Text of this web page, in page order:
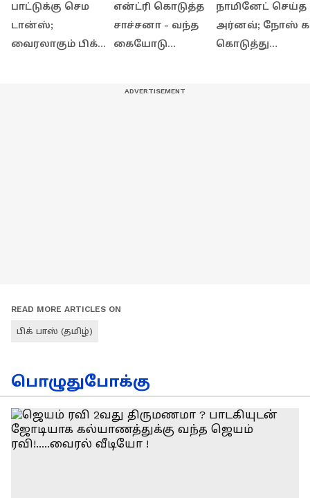
பாட்டுக்கு செம
டான்ஸ்;
வைரலாகும் பிக்
என்ட்ரி கொடுத்த
சாச்சனா - வந்த
கையோடு
நாமினேட் செய்த
அர்னவ்; நோஸ்
கொடுத்து
READ MORE ARTICLES ON
பிக் பாஸ் (தமிழ்)
பொழுதுபோக்கு